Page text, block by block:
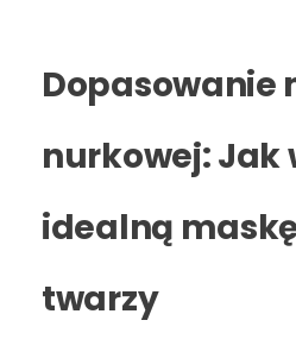
Dopasowanie
nurkowej: Jak
idealną
twarzy